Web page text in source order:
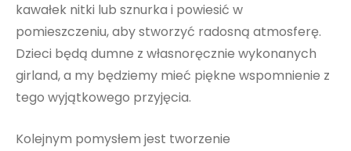
kawałek nitki lub sznurka i powiesić w
pomieszczeniu, aby stworzyć radosną atmosferę.
Dzieci będą dumne z własnoręcznie wykonanych
girland, a my będziemy mieć piękne wspomnienie z
tego wyjątkowego przyjęcia.
Kolejnym pomysłem jest tworzenie